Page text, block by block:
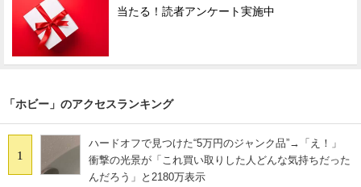
当たる！読者アンケート実施中
「ホビー」のアクセスランキング
1
ハードオフで見つけた“5万円のジャンク品”→「え！」
衝撃の光景が「これ買い取りした人どんな気持ちだった
んだろう」と2180万表示